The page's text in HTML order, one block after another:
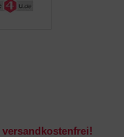
versandkostenfrei!